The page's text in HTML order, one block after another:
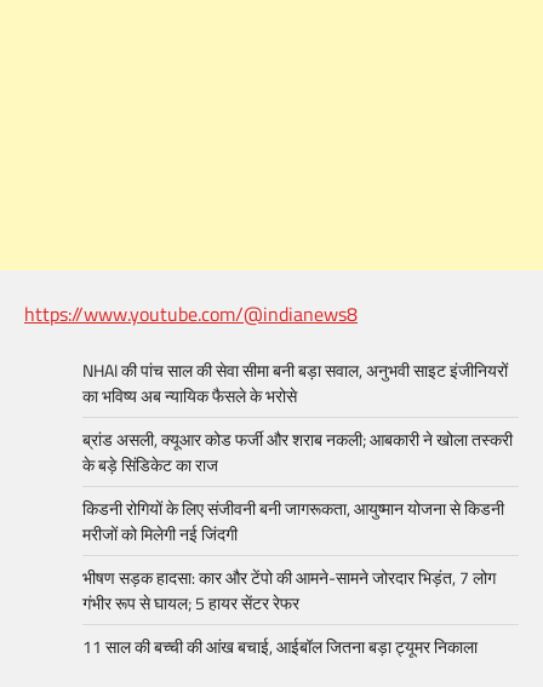
https://www.youtube.com/@indianews8
NHAI की पांच साल की सेवा सीमा बनी बड़ा सवाल, अनुभवी साइट इंजीनियरों
का भविष्य अब न्यायिक फैसले के भरोसे
ब्रांड असली, क्यूआर कोड फर्जी और शराब नकली; आबकारी ने खोला तस्करी
के बड़े सिंडिकेट का राज
किडनी रोगियों के लिए संजीवनी बनी जागरूकता, आयुष्मान योजना से किडनी
मरीजों को मिलेगी नई जिंदगी
भीषण सड़क हादसा: कार और टेंपो की आमने-सामने जोरदार भिड़ंत, 7 लोग
गंभीर रूप से घायल; 5 हायर सेंटर रेफर​
11 साल की बच्ची की आंख बचाई, आईबॉल जितना बड़ा ट्यूमर निकाला